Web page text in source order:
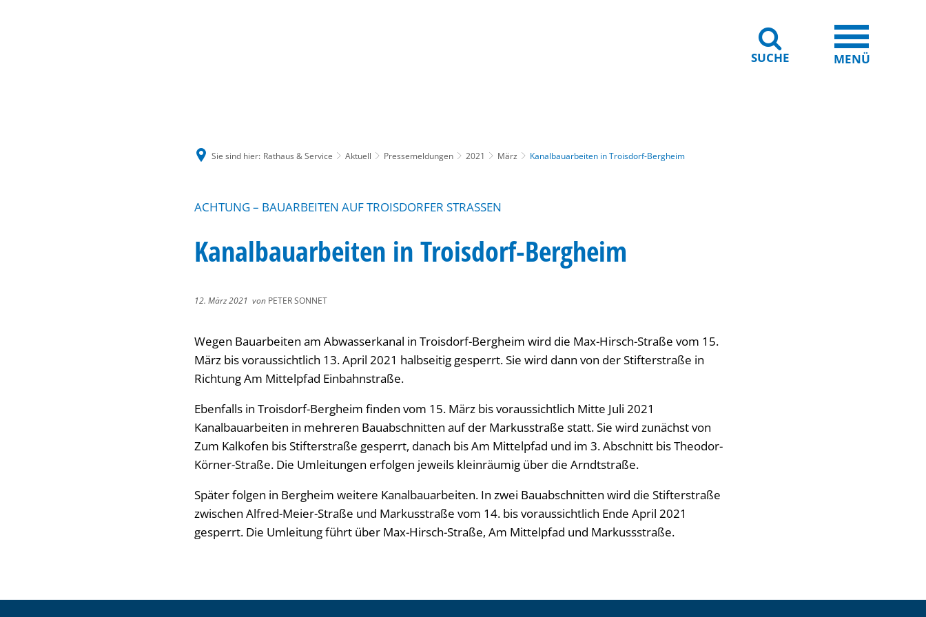
SUCHE MENÜ
Sie sind hier: Rathaus & Service Aktuell Pressemeldungen 2021 März Kanalbauarbeiten in Troisdorf-Bergheim
ACHTUNG – BAUARBEITEN AUF TROISDORFER STRASSEN
Kanalbauarbeiten in Troisdorf-Bergheim
12. März 2021 von PETER SONNET
Wegen Bauarbeiten am Abwasserkanal in Troisdorf-Bergheim wird die Max-Hirsch-Straße vom 15.
März bis voraussichtlich 13. April 2021 halbseitig gesperrt. Sie wird dann von der Stifterstraße in
Richtung Am Mittelpfad Einbahnstraße.
Ebenfalls in Troisdorf-Bergheim finden vom 15. März bis voraussichtlich Mitte Juli 2021
Kanalbauarbeiten in mehreren Bauabschnitten auf der Markusstraße statt. Sie wird zunächst von
Zum Kalkofen bis Stifterstraße gesperrt, danach bis Am Mittelpfad und im 3. Abschnitt bis Theodor-
Körner-Straße. Die Umleitungen erfolgen jeweils kleinräumig über die Arndtstraße.
Später folgen in Bergheim weitere Kanalbauarbeiten. In zwei Bauabschnitten wird die Stifterstraße
zwischen Alfred-Meier-Straße und Markusstraße vom 14. bis voraussichtlich Ende April 2021
gesperrt. Die Umleitung führt über Max-Hirsch-Straße, Am Mittelpfad und Markussstraße.